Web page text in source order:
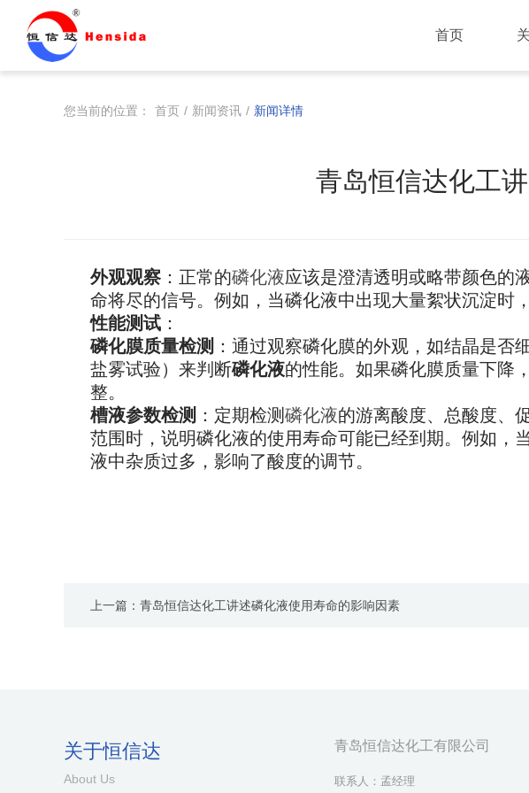
首页
您当前的位置： 首页 / 新闻资讯 / 新闻详情
青岛恒信达化工
外观观察 ：正常的磷化液应该是澄清透明或略带颜色的
命将尽的信号。例如，当磷化液中出现大量絮状沉淀时
性能测试 ：
磷化膜质量检测 ：通过观察磷化膜的外观，如结晶是
盐雾试验）来判断磷化液的性能。如果磷化膜质量下降
整。
槽液参数检测 ：定期检测磷化液的游离酸度、总酸度、
范围时，说明磷化液的使用寿命可能已经到期。例如
液中杂质过多，影响了酸度的调节。
上一篇：青岛恒信达化工讲述磷化液使用寿命的影响因素
关于恒信达
About Us
青岛恒信达化工有限公司
联系人：孟经理